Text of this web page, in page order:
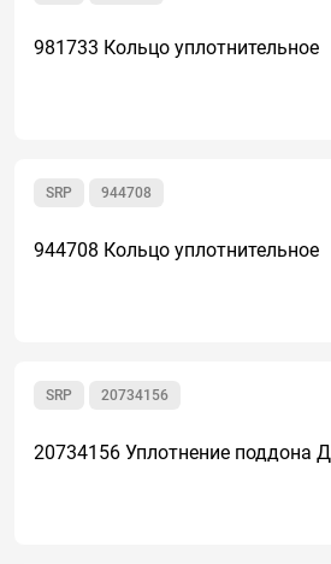
981733 Кольцо уплотнительное
944708
SRP
944708 Кольцо уплотнительное
20734156
SRP
20734156 Уплотнение поддона